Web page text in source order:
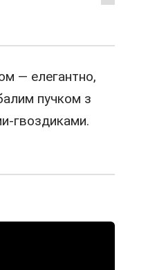
— елегантно,
пучком з
гвоздиками.